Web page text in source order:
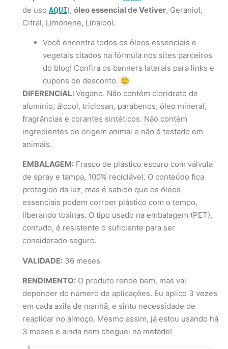
de uso AQUI), óleo essencial de Vetiver, Geraniol,
Citral, Limonene, Linalool.
Você encontra todos os óleos essenciais e
vegetais citados na fórmula nos sites parceiros
do blog! Confira os banners laterais para links e
cupons de desconto. 🙂
DIFERENCIAL:Vegano. Não contém cloridrato de
alumínio, álcool, triclosan, parabenos, óleo mineral,
fragrâncias e corantes sintéticos. Não contém
ingredientes de origem animal e não é testado em
animais.
EMBALAGEM: Frasco de plástico escuro com válvula
de spray e tampa, 100% reciclável. O conteúdo fica
protegido da luz, mas é sabido que os óleos
essenciais podem corroer plástico com o tempo,
liberando toxinas. O tipo usado na embalagem (PET),
contudo, é resistente o suficiente para ser
considerado seguro.
VALIDADE: 36 meses
RENDIMENTO: O produto rende bem, mas vai
depender do número de aplicações. Eu aplico 3 vezes
em cada axila de manhã, e sinto necessidade de
reaplicar no almoço. Mesmo assim, já estou usando há
3 meses e ainda nem cheguei na metade!